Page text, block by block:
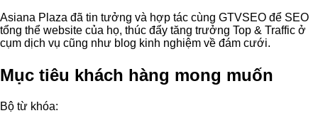
Asiana Plaza đã tin tưởng và hợp tác cùng GTVSEO để SEO
tổng thể website của họ, thúc đẩy tăng trưởng Top & Traffic ở
cụm dịch vụ cũng như blog kinh nghiệm về đám cưới.
Mục tiêu khách hàng mong muốn
Bộ từ khóa: